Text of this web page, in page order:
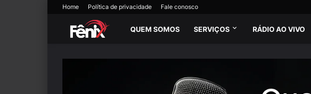
Home Política de privacidade Fale conosco
QUEM SOMOS SERVIÇOS RÁDIO AO VIVO